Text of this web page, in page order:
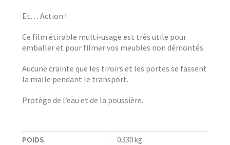
Et… Action !
Ce film étirable multi-usage est très utile pour
emballer et pour filmer vos meubles non démontés.
Aucune crainte que les tiroirs et les portes se fassent
la malle pendant le transport.
Protège de l’eau et de la poussière.
POIDS 0.330 kg